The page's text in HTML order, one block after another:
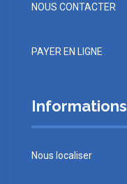
NOUS CONTACTER
PAYER EN LIGNE
Informations
Nous localiser